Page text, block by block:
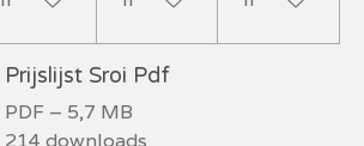
Prijslijst Sroi Pdf
PDF – 5,7 MB
214 downloads